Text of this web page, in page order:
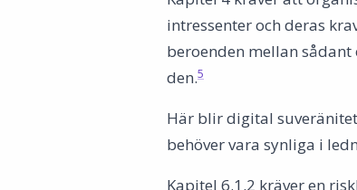
intressenter och deras
beroenden mellan
den.5
Här blir digital
behöver vara synliga i
Kapitel 6.1.2 kräver en